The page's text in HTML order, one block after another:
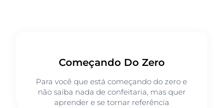
Começando Do Zero
Para você que está começando do zero e
não saiba nada de confeitaria, mas quer
aprender e se tornar referência